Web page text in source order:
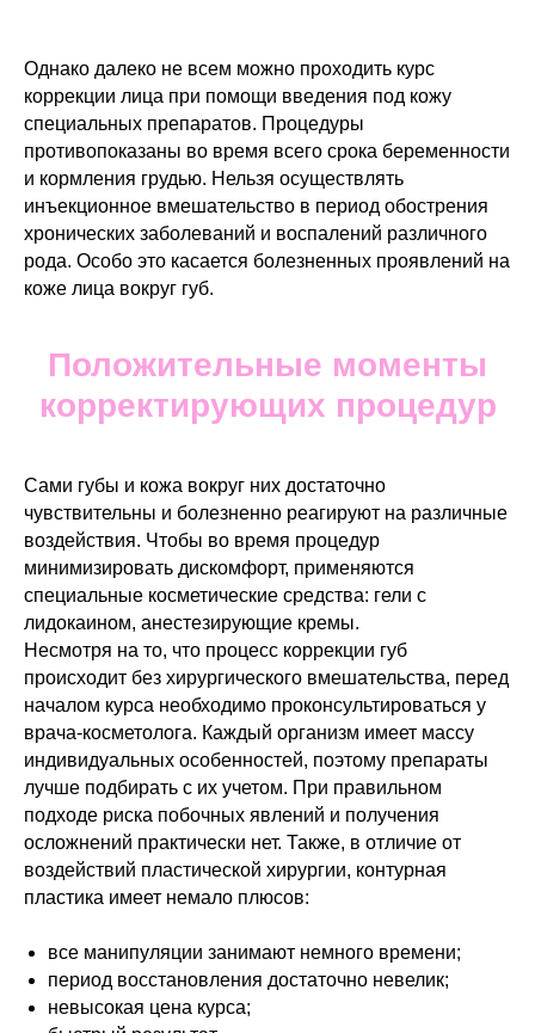
Однако далеко не всем можно проходить курс
коррекции лица при помощи введения под кожу
специальных препаратов. Процедуры
противопоказаны во время всего срока беременности
и кормления грудью. Нельзя осуществлять
инъекционное вмешательство в период обострения
хронических заболеваний и воспалений различного
рода. Особо это касается болезненных проявлений на
коже лица вокруг губ.
Положительные моменты
корректирующих процедур
Сами губы и кожа вокруг них достаточно
чувствительны и болезненно реагируют на различные
воздействия. Чтобы во время процедур
минимизировать дискомфорт, применяются
специальные косметические средства: гели с
лидокаином, анестезирующие кремы.
Несмотря на то, что процесс коррекции губ
происходит без хирургического вмешательства, перед
началом курса необходимо проконсультироваться у
врача-косметолога. Каждый организм имеет массу
индивидуальных особенностей, поэтому препараты
лучше подбирать с их учетом. При правильном
подходе риска побочных явлений и получения
осложнений практически нет. Также, в отличие от
воздействий пластической хирургии, контурная
пластика имеет немало плюсов:
все манипуляции занимают немного времени;
период восстановления достаточно невелик;
невысокая цена курса;